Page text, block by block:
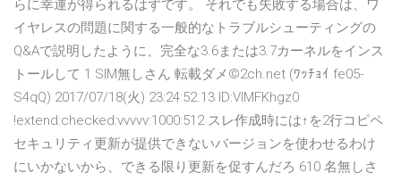
らに幸運が得られるはずです。 それでも失敗する場合は、ワ
イヤレスの問題に関する一般的なトラブルシューティングの
Q&Aで説明したように、完全な3.6または3.7カーネルをインス
トールして 1 SIM無しさん 転載ダメ©2ch.net (ﾜｯﾁｮｲ fe05-
S4qQ) 2017/07/18(火) 23:24:52.13 ID:VlMFKhgz0
!extend:checked:vvvvv:1000:512 スレ作成時には↑を2行コピペ
セキュリティ更新が提供できないバージョンを使わせるわけ
にいかないから、できる限り更新を促すんだろ 610 名無しさ